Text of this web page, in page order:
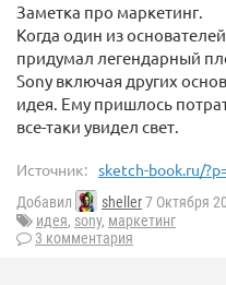
Заметка про маркетинг.
Когда один из
придумал легендарный
Sony включая других
идея. Ему пришлось
все-таки увидел свет.
Источник: sketch-book.ru/
Добавил sheller7 Октября
идея, sony, маркетинг
3 комментария